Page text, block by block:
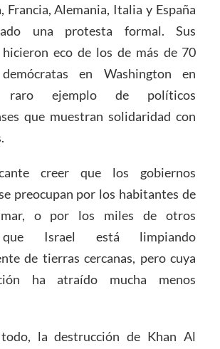
Francia, Alemania, Italia y España
una protesta formal. Sus
hicieron eco de los de más de 70
demócratas en Washington en
ejemplo de políticos
que muestran solidaridad con
creer que los gobiernos
preocupan por los habitantes de
o por los miles de otros
que Israel está limpiando
de tierras cercanas, pero cuya
ha atraído mucha menos
la destrucción de Khan Al